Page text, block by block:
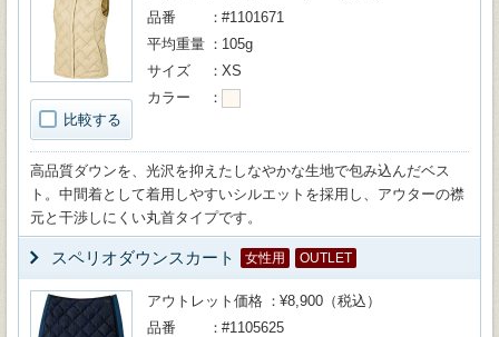
比較する
品番
#1101671
平均重量
105g
サイズ
XS
カラー
高品質ダウンを、光沢を抑えたしなやかな生地で包み込んだベス
ト。中間着として着用しやすいシルエットを採用し、アウターの襟
元と干渉しにくい丸首タイプです。
スペリオダウンスカート 女性用 OUTLET
アウトレット価格
¥8,900（税込）
品番
#1105625